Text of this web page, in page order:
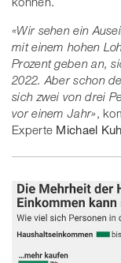
«Wir sehen ein
mit einem hohen
Prozent geben an,
2022. Aber schon
sich zwei von drei
vor einem Jahr»,
Experte Michael